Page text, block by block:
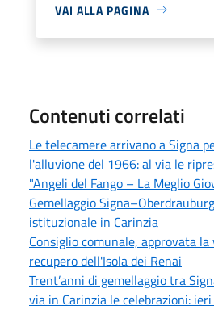
VAI ALLA PAGINA
Contenuti correlati
Le telecamere arrivano a Signa
l'alluvione del 1966: al via le
"Angeli del Fango – La Meglio
Gemellaggio
istituzionale in Carinzia
Consiglio comunale, approvata
recupero dell'Isola dei Renai
Trent’anni di gemellaggio tra
via in Carinzia le celebrazioni: